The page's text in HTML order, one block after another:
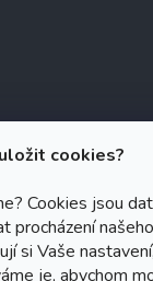
cookies?
Cookies jsou
procházení
si Vaše
je, abychom
. Všechna
nastavení cookies